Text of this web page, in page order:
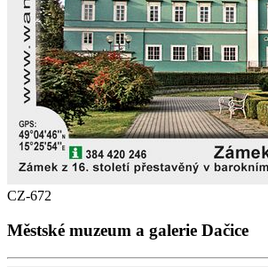
CZ-672
Městské muzeum a galerie Dačice